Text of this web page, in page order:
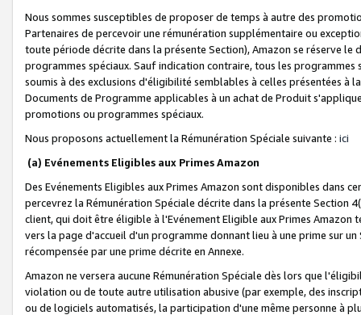
Nous sommes susceptibles de proposer de temps à autre des
Partenaires de percevoir une rémunération supplémentaire ou
toute période décrite dans la présente Section), Amazon se réserve
programmes spéciaux. Sauf indication contraire, tous les
soumis à des exclusions d'éligibilité semblables à celles présentées à
Documents de Programme applicables à un achat de Produit
promotions ou programmes spéciaux.
Nous proposons actuellement la Rémunération Spéciale suivante : ici
(a) Evénements Eligibles aux Primes Amazon
Des Evénements Eligibles aux Primes Amazon sont disponibles dans
percevrez la Rémunération Spéciale décrite dans la présente Section
client, qui doit être éligible à l'Evénement Eligible aux Primes Amazon
vers la page d'accueil d'un programme donnant lieu à une prime sur
récompensée par une prime décrite en Annexe.
Amazon ne versera aucune Rémunération Spéciale dès lors que
violation ou de toute autre utilisation abusive (par exemple, des
ou de logiciels automatisés, la participation d'une même personne à